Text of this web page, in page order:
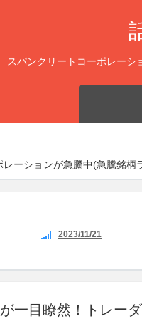
スパンクリートコーポレーシ
レーションが急騰中(急騰銘
2023/11/21
一目瞭然！トレー